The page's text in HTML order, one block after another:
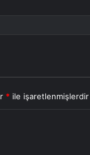
* ile işaretlenmişlerdir